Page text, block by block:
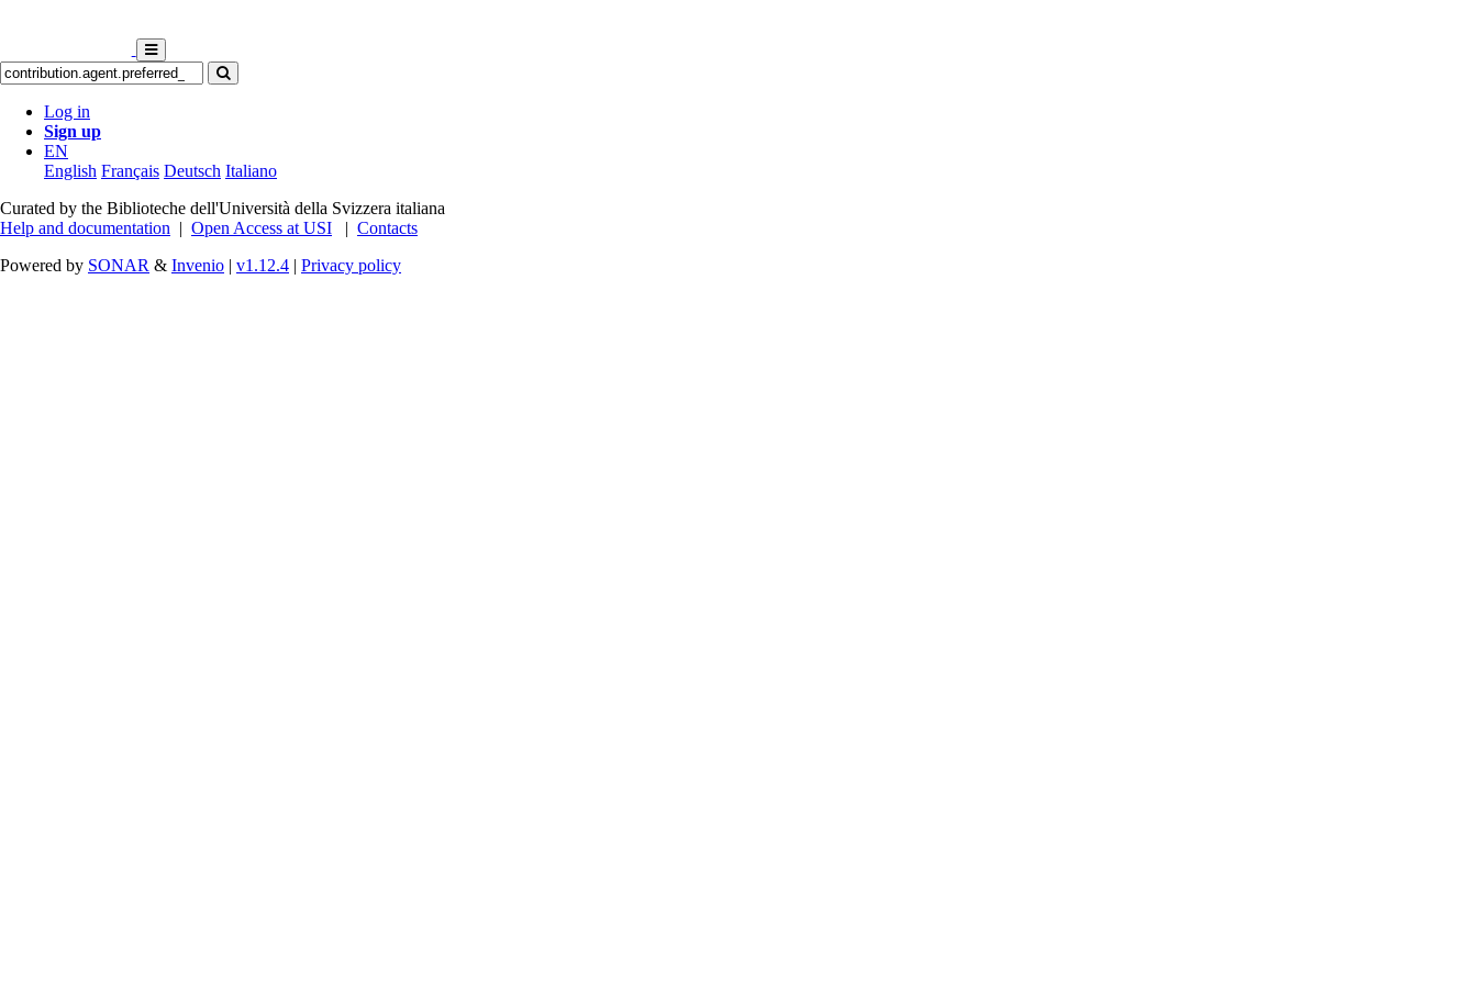
Log in
Sign up
EN
English Français Deutsch Italiano
Curated by the Biblioteche dell'Università della Svizzera italiana
Help and documentation | Open Access at USI | Contacts
Powered by SONAR & Invenio | v1.12.4 | Privacy policy